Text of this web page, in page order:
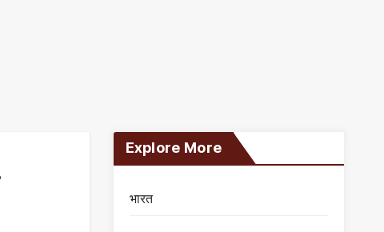
Explore More
भारत